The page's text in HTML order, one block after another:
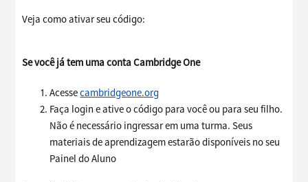
Veja como ativar seu código:
Se você já tem uma conta Cambridge One
Acessecambridgeone.org
Faça login e ative o código para você ou para seu filho.
Não é necessário ingressar em uma turma. Seus
materiais de aprendizagem estarão disponíveis no seu
Painel do Aluno